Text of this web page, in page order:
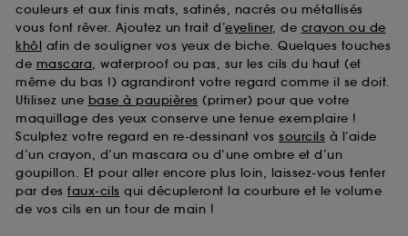
couleurs et aux finis mats, satinés, nacrés ou métallisés
vous font rêver. Ajoutez un trait d’eyeliner, de crayon ou de
khôl afin de souligner vos yeux de biche. Quelques touches
de mascara, waterproof ou pas, sur les cils du haut (et
même du bas !) agrandiront votre regard comme il se doit.
Utilisez une base à paupières (primer) pour que votre
maquillage des yeux conserve une tenue exemplaire !
Sculptez votre regard en re-dessinant vos sourcils à l’aide
d’un crayon, d’un mascara ou d’une ombre et d’un
goupillon. Et pour aller encore plus loin, laissez-vous tenter
par des faux-cils qui décupleront la courbure et le volume
de vos cils en un tour de main !